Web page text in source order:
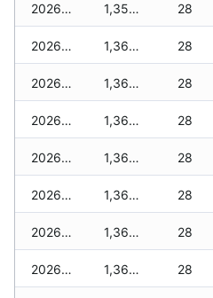
2026-04-23 1,350 zł 28
2026-04-22 1,360 zł 28
2026-04-21 1,360 zł 28
2026-04-20 1,360 zł 28
2026-04-19 1,360 zł 28
2026-04-18 1,360 zł 28
2026-04-17 1,360 zł 28
2026-04-16 1,360 zł 28